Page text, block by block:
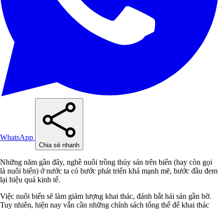
WhatsApp
Chia sẻ nhanh
Những năm gần đây, nghề nuôi trồng thủy sản trên biển (hay còn gọi
là nuôi biển) ở nước ta có bước phát triển khá mạnh mẽ, bước đầu đem
lại hiệu quả kinh tế.
Việc nuôi biển sẽ làm giảm lượng khai thác, đánh bắt hải sản gần bờ.
Tuy nhiên, hiện nay vẫn cần những chính sách tổng thể để khai thác